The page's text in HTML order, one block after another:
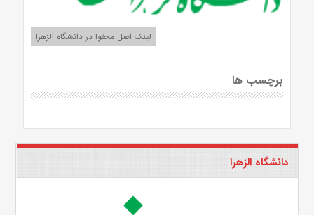
لینک اصل محتوا در دانشگاه الزهرا
برچسب ها
دانشگاه الزهرا